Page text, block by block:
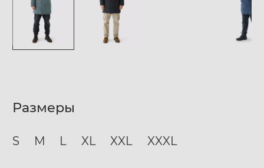
Размеры
S M L XL XXL XXXL